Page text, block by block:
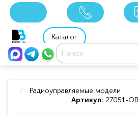
8 800 201 92 06
Каталог
Радиоуправляемые модели
Артикул: 27051-